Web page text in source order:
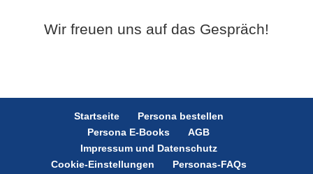
Wir freuen uns auf das Gespräch!
Startseite
Persona bestellen
Persona E-Books
AGB
Impressum und Datenschutz
Cookie-Einstellungen
Personas-FAQs